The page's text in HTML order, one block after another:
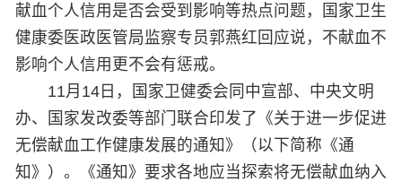
献血个人信用是否会受到影响等热点问题，国家卫生
健康委医政医管局监察专员郭燕红回应说，不献血不
影响个人信用更不会有惩戒。
11月14日，国家卫健委会同中宣部、中央文明
办、国家发改委等部门联合印发了《关于进一步促进
无偿献血工作健康发展的通知》（以下简称《通
知》）。《通知》要求各地应当探索将无偿献血纳入